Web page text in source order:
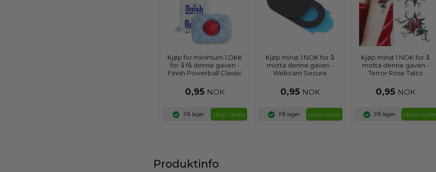
Kjøp for minimum 1 DKK
for å få denne gaven -
Finish Powerball Classic
0,95 NOK
På lager LEGG I KURV
Kjøp minst 1 NOK for å
motta denne gaven -
Webcam Secure
0,95 NOK
På lager LEGG I KURV
Kjøp minst 1 NOK for å
motta denne gaven -
Terror Rose Tatto
0,95 NOK
På lager LEGG I KURV
Produktinfo